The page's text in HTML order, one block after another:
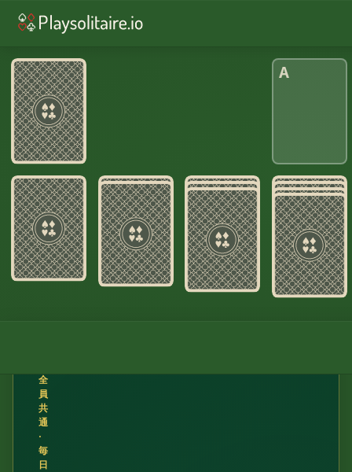
A
♣︎フリーセル ピラミッドソリティア
♠︎スコーピオン・ソリティア
♠︎エイトオフ・ソリティア
1
つ
全
員
共
通
·
毎
日